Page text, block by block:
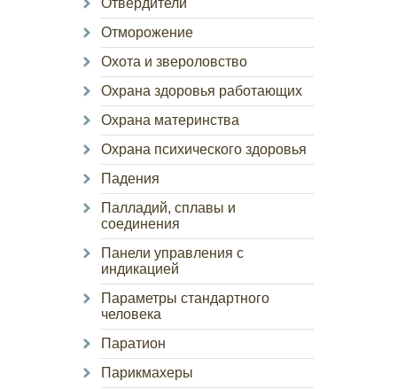
Отвердители
Отморожение
Охота и звероловство
Охрана здоровья работающих
Охрана материнства
Охрана психического здоровья
Падения
Палладий, сплавы и
соединения
Панели управления с
индикацией
Параметры стандартного
человека
Паратион
Парикмахеры